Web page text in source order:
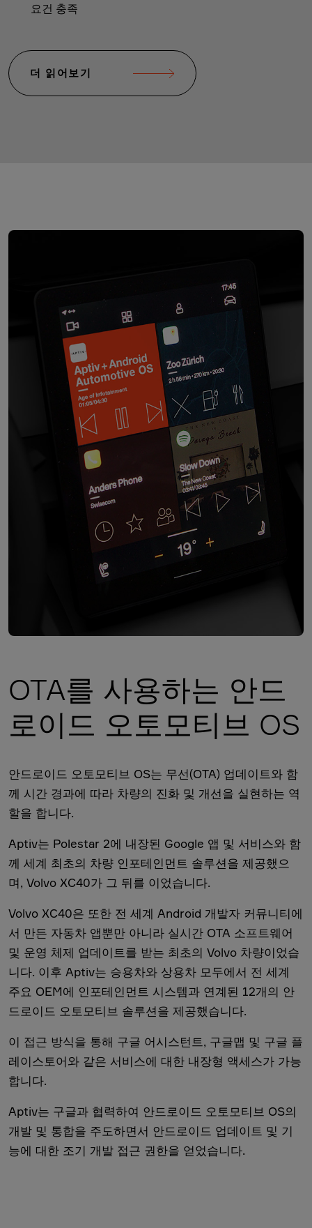
요건 충족
더 읽어보기
OTA를 사용하는 안드
로이드 오토모티브 OS
안드로이드 오토모티브 OS는 무선(OTA) 업데이트와 함
께 시간 경과에 따라 차량의 진화 및 개선을 실현하는 역
할을 합니다.
Aptiv는 Polestar 2에 내장된 Google 앱 및 서비스와 함
께 세계 최초의 차량 인포테인먼트 솔루션을 제공했으
며, Volvo XC40가 그 뒤를 이었습니다.
Volvo XC40은 또한 전 세계 Android 개발자 커뮤니티에
서 만든 자동차 앱뿐만 아니라 실시간 OTA 소프트웨어
및 운영 체제 업데이트를 받는 최초의 Volvo 차량이었습
니다. 이후 Aptiv는 승용차와 상용차 모두에서 전 세계
주요 OEM에 인포테인먼트 시스템과 연계된 12개의 안
드로이드 오토모티브 솔루션을 제공했습니다.
이 접근 방식을 통해 구글 어시스턴트, 구글맵 및 구글 플
레이스토어와 같은 서비스에 대한 내장형 액세스가 가능
합니다.
Aptiv는 구글과 협력하여 안드로이드 오토모티브 OS의
개발 및 통합을 주도하면서 안드로이드 업데이트 및 기
능에 대한 조기 개발 접근 권한을 얻었습니다.